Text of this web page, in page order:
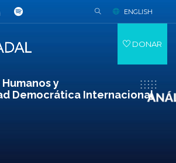
y
Democrática Internacional
ENGLISH
DONAR